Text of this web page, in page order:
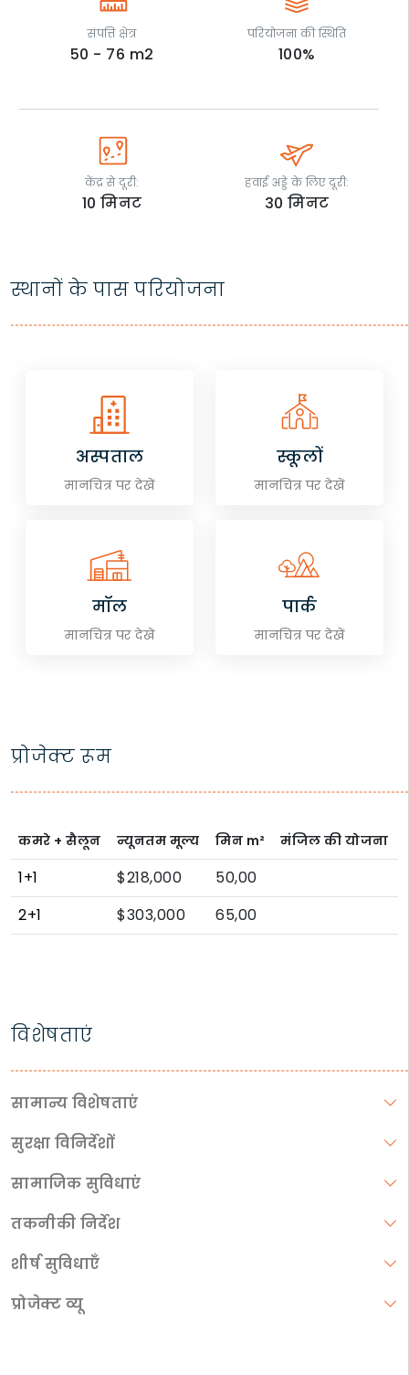
संपत्ति क्षेत्र
50 - 76 m2
परियोजना की स्थिति
100%
केंद्र से दूरी:
10मिनट
हवाई अड्डे के लिए दूरी:
30मिनट
स्थानों के पास परियोजना
अस्पताल
मानचित्र पर देखें
स्कूलों
मानचित्र पर देखें
मॉल
मानचित्र पर देखें
पार्क
मानचित्र पर देखें
प्रोजेक्ट रूम
कमरे + सैलून न्यूनतम मूल्य मिन m² मंजिल की योजना
1+1 $218,000
50,00
2+1
$303,000 65,00
विशेषताएं
सामान्य विशेषताएं
सुरक्षा विनिर्देशों
सामाजिक सुविधाएं
तकनीकी निर्देश
शीर्ष सुविधाएँ
प्रोजेक्ट व्यू